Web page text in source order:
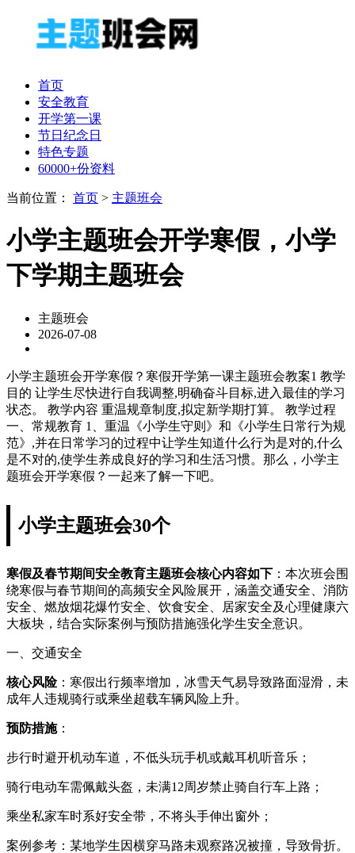
首页
安全教育
开学第一课
节日纪念日
特色专题
60000+份资料
当前位置： 首页 > 主题班会
小学主题班会开学寒假，小学
下学期主题班会
主题班会
2026-07-08
小学主题班会开学寒假？寒假开学第一课主题班会教案1 教学
目的 让学生尽快进行自我调整,明确奋斗目标,进入最佳的学习
状态。 教学内容 重温规章制度,拟定新学期打算。 教学过程
一、常规教育 1、重温《小学生守则》和《小学生日常行为规
范》,并在日常学习的过程中让学生知道什么行为是对的,什么
是不对的,使学生养成良好的学习和生活习惯。那么，小学主
题班会开学寒假？一起来了解一下吧。
小学主题班会30个
寒假及春节期间安全教育主题班会核心内容如下 ：本次班会围
绕寒假与春节期间的高频安全风险展开，涵盖交通安全、消防
安全、燃放烟花爆竹安全、饮食安全、居家安全及心理健康六
大板块，结合实际案例与预防措施强化学生安全意识。
一、交通安全
核心风险：寒假出行频率增加，冰雪天气易导致路面湿滑，未
成年人违规骑行或乘坐超载车辆风险上升。
预防措施：
步行时避开机动车道，不低头玩手机或戴耳机听音乐；
骑行电动车需佩戴头盔，未满12周岁禁止骑自行车上路；
乘坐私家车时系好安全带，不将头手伸出窗外；
案例参考：某地学生因横穿马路未观察路况被撞，导致骨折。